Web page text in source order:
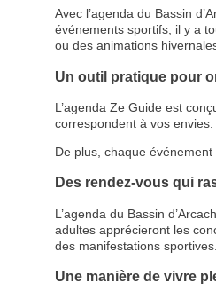
Avec l’agenda du Bassin
événements sportifs, il y a
ou des animations
Un outil pratique pour
L’agenda Ze Guide est
correspondent à vos
De plus, chaque
Des rendez-vous qui
L’agenda du Bassin
adultes apprécieront les
des manifestations sportives.
Une manière de vivre